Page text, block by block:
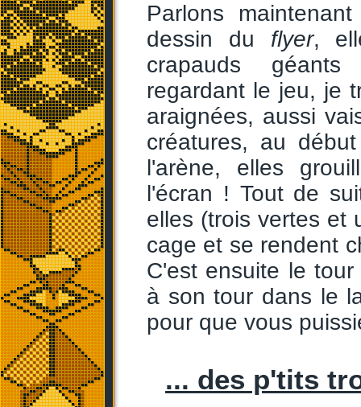
Parlons
dessin du flyer,
crapauds géants
regardant le jeu, je
araignées, aussi
créatures, au
l'arène, elles
l'écran ! Tout de
elles (trois vertes et
cage et se rendent
C'est ensuite le
à son tour dans le
pour que vous
... des p'tits